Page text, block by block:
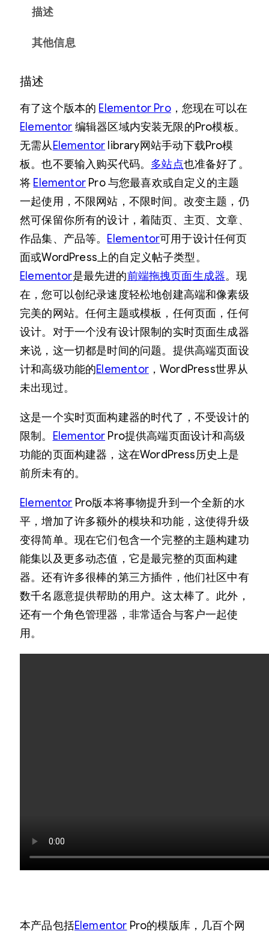
9
0
。
.
0
0
。
描述
其他信息
描述
有了这个版本的 Elementor Pro，您现在可以在
Elementor 编辑器区域内安装无限的Pro模板。
无需从Elementor library网站手动下载Pro模
板。也不要输入购买代码。 多站点也准备好了。
将 Elementor Pro 与您最喜欢或自定义的主题
一起使用，不限网站，不限时间。改变主题，仍
然可保留你所有的设计，着陆页、主页、文章、
作品集、产品等。 Elementor可用于设计任何页
面或WordPress上的自定义帖子类型。
Elementor是最先进的前端拖拽页面生成器。现
在，您可以创纪录速度轻松地创建高端和像素级
完美的网站。任何主题或模板，任何页面，任何
设计。对于一个没有设计限制的实时页面生成器
来说，这一切都是时间的问题。提供高端页面设
计和高级功能的Elementor，WordPress世界从
未出现过。
这是一个实时页面构建器的时代了，不受设计的
限制。
Elementor Pro提供高端页面设计和高级
功能的页面构建器，这在WordPress历史上是
前所未有的。
Elementor Pro版本将事物提升到一个全新的水
平，增加了许多额外的模块和功能，这使得升级
变得简单。现在它们包含一个完整的主题构建功
能集以及更多动态值，它是最完整的页面构建
器。还有许多很棒的第三方插件，他们社区中有
数千名愿意提供帮助的用户。这太棒了。此外，
还有一个角色管理器，非常适合与客户一起使
用。
本产品包括Elementor Pro的模版库，几百个网